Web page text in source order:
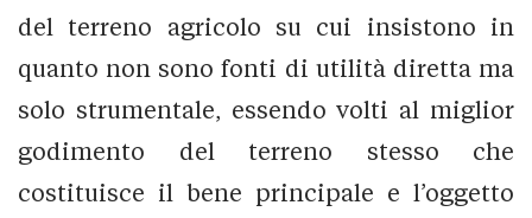
del terreno agricolo su cui insistono in
quanto non sono fonti di utilità diretta ma
solo strumentale, essendo volti al miglior
godimento del terreno stesso che
costituisce il bene principale e l’oggetto